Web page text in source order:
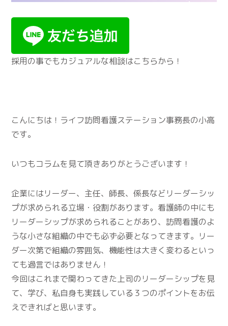
採用の事でもカジュアルな相談はこちらから！
こんにちは！ライフ訪問看護ステーション事務長の小高
です。
いつもコラムを見て頂きありがとうございます！
企業にはリーダー、主任、師長、係長などリーダーシッ
プが求められる立場・役割があります。看護師の中にも
リーダーシップが求められることがあり、訪問看護のよ
うな小さな組織の中でも必ず必要となってきます。リー
ダー次第で組織の雰囲気、機能性は大きく変わるといっ
ても過言ではありません！
今回はこれまで関わってきた上司のリーダーシップを見
て、学び、私自身も実践している３つのポイントをお伝
えできればと思います。